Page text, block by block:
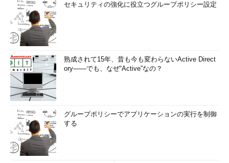
セキュリティの強化に役立つグループポリシー設定
熟成されて15年、昔も今も変わらないActive Direct
ory――でも、なぜ“Active”なの？
グループポリシーでアプリケーションの実行を制御
する